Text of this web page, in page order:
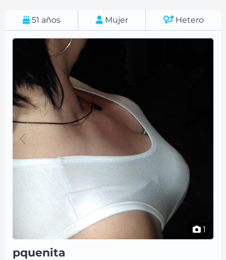
51 años Mujer Hetero
1
pquenita